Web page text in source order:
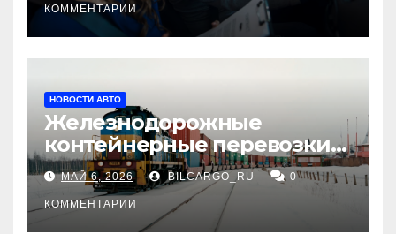
КОММЕНТАРИИ
НОВОСТИ АВТО
Железнодорожные
контейнерные перевозки
из Китая в Россию:
маршруты, сроки и
требования
МАЙ 6, 2026 BILCARGO_RU 0
КОММЕНТАРИИ